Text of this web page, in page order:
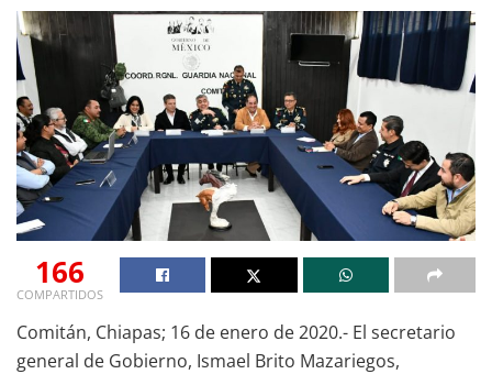
166
COMPARTIDOS
Comitán, Chiapas; 16 de enero de 2020.- El secretario
general de Gobierno, Ismael Brito Mazariegos,